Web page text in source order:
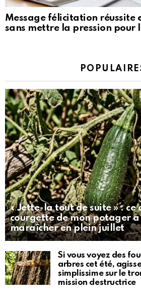
Message félicitation réussite
sans mettre la pression pour
« Jette-la tout de suite » : ce
courgette de mon potager
maraîcher en plein juillet
Si vous voyez des
arbres cet été,
simplissime sur le
mission destructrice